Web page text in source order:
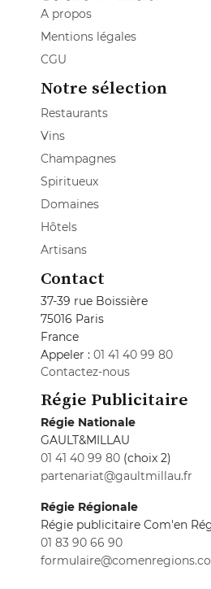
A propos
Mentions légales
CGU
Notre sélection
Restaurants
Vins
Champagnes
Spiritueux
Domaines
Hôtels
Artisans
Contact
37-39 rue Boissière
75016 Paris
France
Appeler : 01 41 40 99 80
Contactez-nous
Régie Publicitaire
Régie Nationale
GAULT&MILLAU
01 41 40 99 80 (choix 2)
partenariat@gaultmillau.fr
Régie Régionale
Régie publicitaire Com'en
01 83 90 66 90